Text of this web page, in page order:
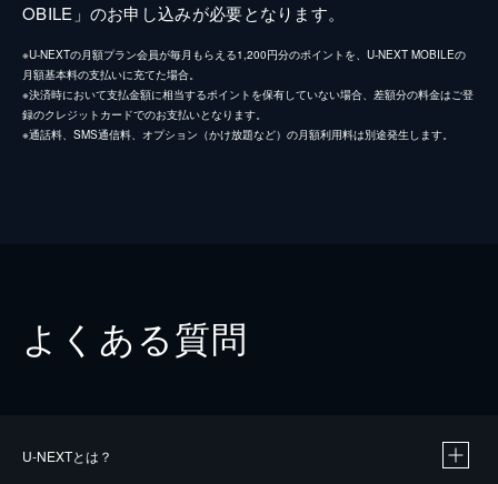
OBILE」のお申し込みが必要となります。
※U-NEXTの月額プラン会員が毎月もらえる1,200円分のポイントを、U-NEXT MOBILEの
月額基本料の支払いに充てた場合。
※決済時において支払金額に相当するポイントを保有していない場合、差額分の料金はご登
録のクレジットカードでのお支払いとなります。
※通話料、SMS通信料、オプション（かけ放題など）の月額利用料は別途発生します。
よくある質問
U-NEXTとは？